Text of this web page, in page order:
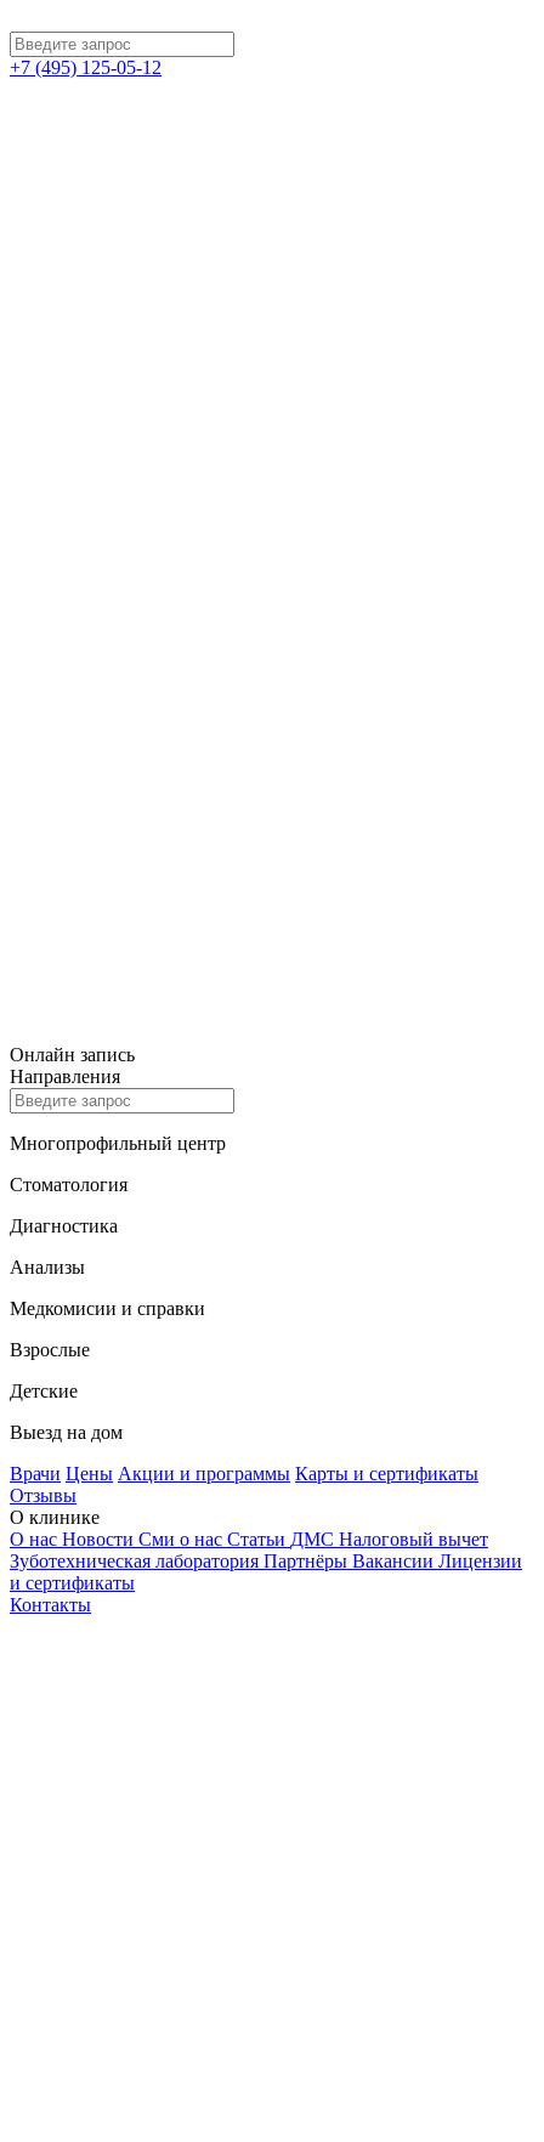
+7 (495) 125-05-12
Онлайн запись
Направления
Многопрофильный центр
Стоматология
Диагностика
Анализы
Медкомисии и справки
Взрослые
Детские
Выезд на дом
Врачи Цены Акции и программы Карты и сертификаты
Отзывы
О клинике
О нас Новости Сми о нас Статьи ДМС Налоговый вычет
Зуботехническая лаборатория Партнёры Вакансии Лицензии
и сертификаты
Контакты